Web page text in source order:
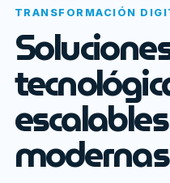
TRANSFORMACIÓN